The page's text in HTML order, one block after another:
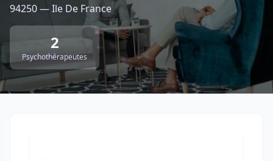
94250 — Ile De France
2
Psychothérapeutes